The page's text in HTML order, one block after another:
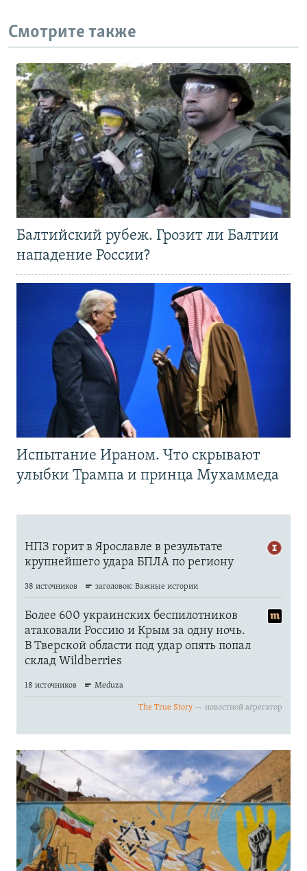
Смотрите также
Балтийский рубеж. Грозит ли Балтии
нападение России?
Испытание Ираном. Что скрывают
улыбки Трампа и принца Мухаммеда